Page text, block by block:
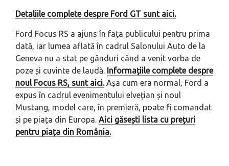
Detaliile complete despre Ford GT sunt aici.
Ford Focus RS a ajuns în fața publicului pentru prima
dată, iar lumea aflată în cadrul Salonului Auto de la
Geneva nu a stat pe gânduri când a venit vorba de
poze și cuvinte de laudă. Informațiile complete despre
noul Focus RS, sunt aici.Așa cum era normal, Ford a
expus în cadrul evenimentului elvețian și noul
Mustang, model care, în premieră, poate fi comandat
și pe piața din Europa. Aici găsești lista cu prețuri
pentru piața din România.